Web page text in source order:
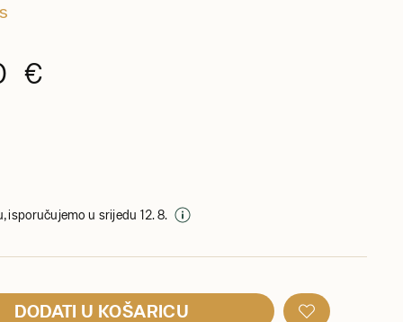
€
isporučujemo u srijedu 12. 8.
DODATI U KOŠARICU